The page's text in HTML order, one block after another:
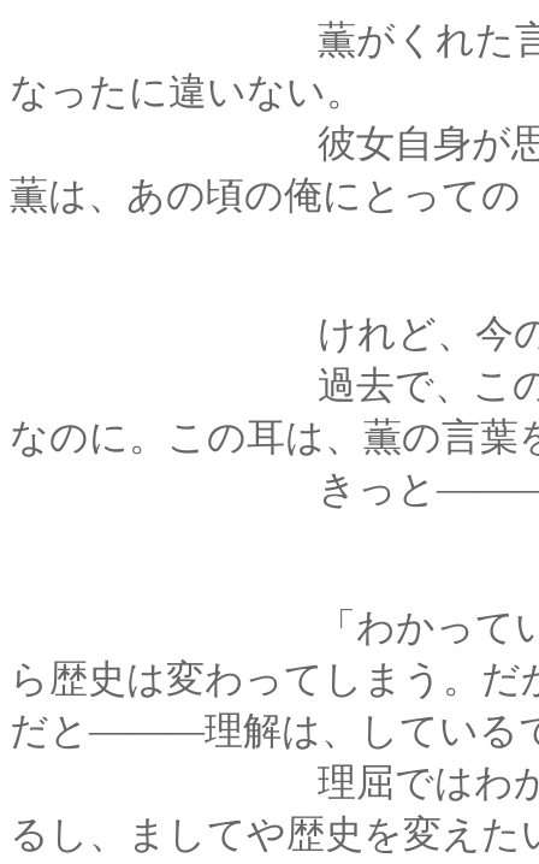
薫がくれた言葉や微
なったに違いない。
彼女自身が思って
薫は、あの頃の俺にとって
けれど、今の俺に
過去で、この目は確
なのに。この耳は、薫の言葉
きっと―――この指
「わかっているでご
ら歴史は変わってしまう。
だと―――理解は、している
理屈ではわかってい
るし、ましてや歴史を変えた